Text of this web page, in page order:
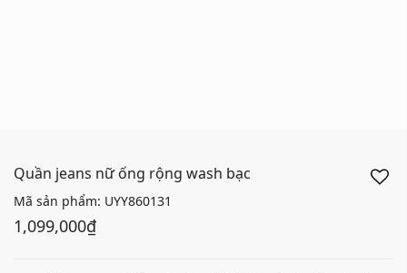
Quần jeans nữ ống rộng wash bạc
Mã sản phẩm: UYY860131
1,099,000₫